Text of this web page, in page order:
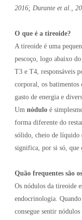
2016; Durante et al.,
O que é a tireoide?
A tireoide é uma
pescoço, logo abaixo
T3 e T4, responsáveis
corporal, os
gasto de energia e
Um nódulo é
forma diferente do
sólido, cheio de líquido
significa, por si só, que
Quão frequentes são
Os nódulos da tireoide
endocrinologia.
consegue sentir nódulos